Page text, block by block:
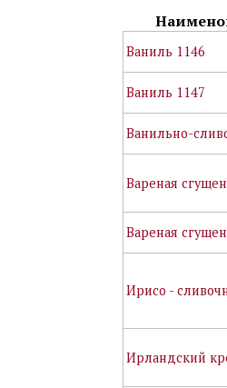
Ваниль 1146
Ваниль 1147
Ванильно-
Вареная
Вареная
Ирисо -
Ирландский